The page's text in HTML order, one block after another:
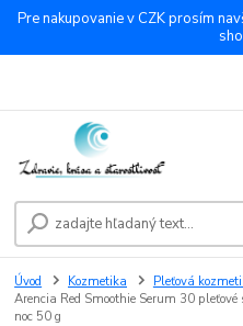
Pre nakupovanie v CZK prosím
Úvod Kozmetika Pleťová
Arencia Red Smoothie Serum 30
noc 50 g